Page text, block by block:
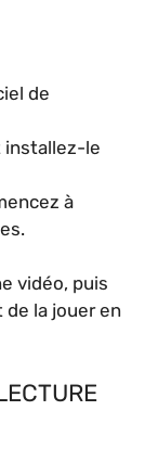
de
installez-le
à
vidéo, puis
de la jouer en